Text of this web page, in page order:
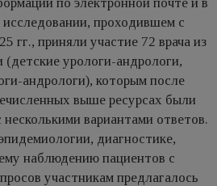
проходившем с
гг., приняли участие 72 врача из
урологи-андрологи,
андрологи), которым после
выше ресурсах были
вариантами ответов.
диагностике,
наблюдению пациентов с
участникам предлагалось